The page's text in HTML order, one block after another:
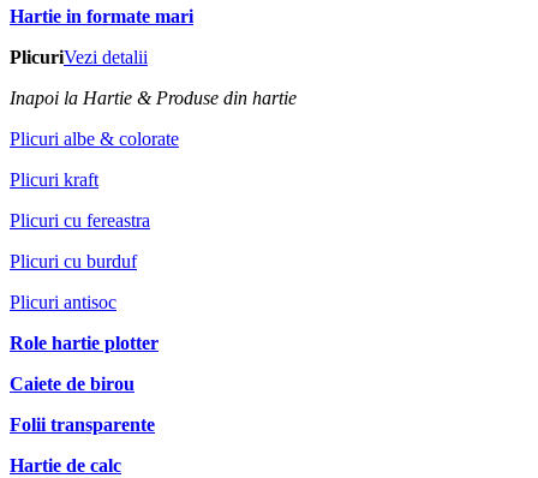
Hartie in formate mari
PlicuriVezi detalii
Inapoi la Hartie & Produse din hartie
Plicuri albe & colorate
Plicuri kraft
Plicuri cu fereastra
Plicuri cu burduf
Plicuri antisoc
Role hartie plotter
Caiete de birou
Folii transparente
Hartie de calc